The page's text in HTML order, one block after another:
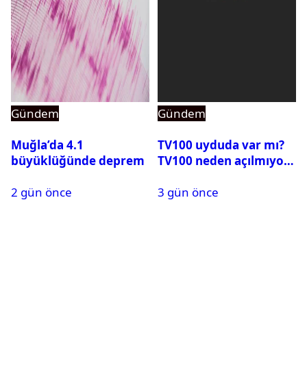
Gündem
Muğla’da 4.1
büyüklüğünde deprem
2 gün önce
Gündem
TV100 uyduda var mı?
TV100 neden açılmıyor?
3 gün önce